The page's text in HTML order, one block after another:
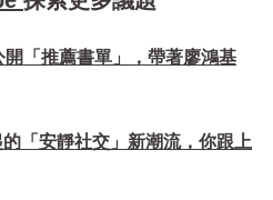
「推薦書單」，帶著廖鴻基
「安靜社交」新潮流，你跟上